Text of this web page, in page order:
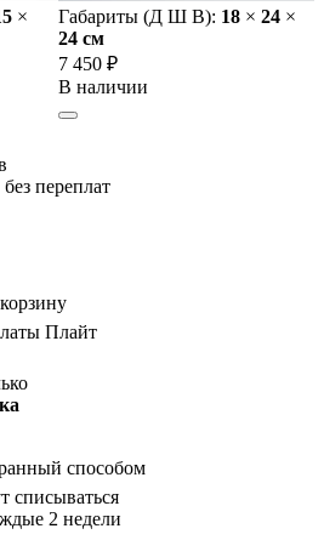
×
Габариты (Д Ш В): 18 × 24 ×
24 cм
7 450 ₽
В наличии
переплат
Плайт
способом
списываться
2 недели